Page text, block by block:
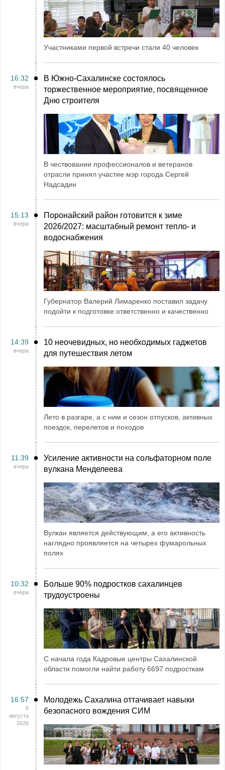
Участниками первой встречи стали 40 человек
16:32
вчера
В Южно-Сахалинске состоялось
торжественное мероприятие, посвященное
Дню строителя
В чествовании профессионалов и ветеранов
отрасли принял участие мэр города Сергей
Надсадин
15:13
вчера
Поронайский район готовится к зиме
2026/2027: масштабный ремонт тепло- и
водоснабжения
Губернатор Валерий Лимаренко поставил задачу
подойти к подготовке ответственно и качественно
14:39
вчера
10 неочевидных, но необходимых гаджетов
для путешествия летом
Лето в разгаре, а с ним и сезон отпусков, активных
поездок, перелетов и походов
11:39
вчера
Усиление активности на сольфаторном поле
вулкана Менделеева
Вулкан является действующим, а его активность
наглядно проявляется на четырех фумарольных
полях
10:32
вчера
Больше 90% подростков сахалинцев
трудоустроены
С начала года Кадровые центры Сахалинской
области помогли найти работу 6697 подросткам
16:57
6
августа
2026
Молодежь Сахалина оттачивает навыки
безопасного вождения СИМ